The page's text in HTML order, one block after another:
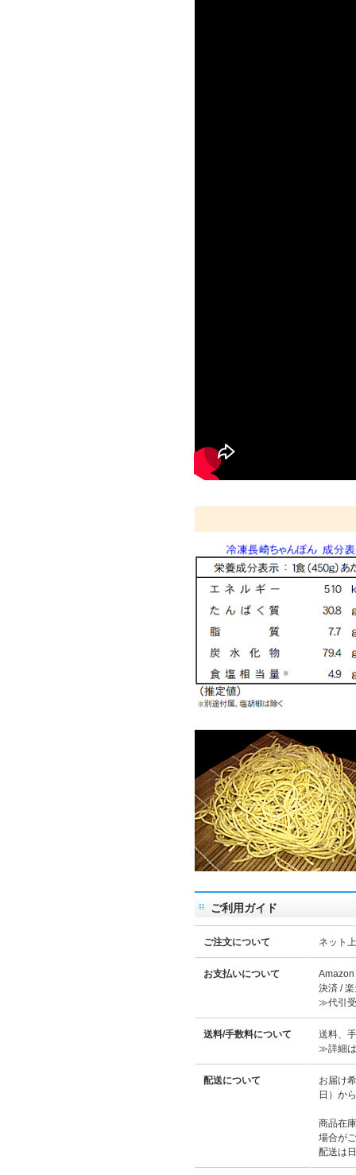
ご利用ガイド
ご注文について ネット
お支払いについて
Amazon
決済 /
≫代引受
送料/手数料について
送料、
≫詳細
配送について
お届け
日）か
商品在
場合が
配送は